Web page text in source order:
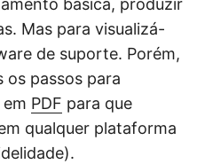
básica, produzir
Mas para visualizá-
de suporte. Porém,
passos para
em PDF para que
qualquer plataforma